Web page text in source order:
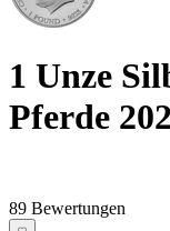
1 Unze
Pferde
89 Bewertungen